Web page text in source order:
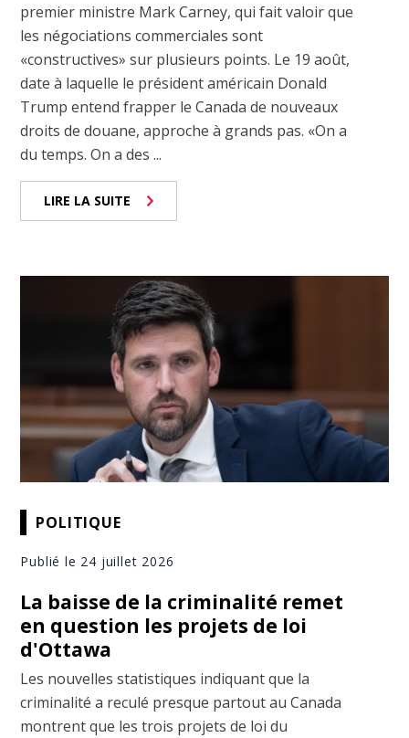
premier ministre Mark Carney, qui fait valoir que
les négociations commerciales sont
«constructives» sur plusieurs points. Le 19 août,
date à laquelle le président américain Donald
Trump entend frapper le Canada de nouveaux
droits de douane, approche à grands pas. «On a
du temps. On a des ...
LIRE LA SUITE
POLITIQUE
Publié le 24 juillet 2026
La baisse de la criminalité remet
en question les projets de loi
d'Ottawa
Les nouvelles statistiques indiquant que la
criminalité a reculé presque partout au Canada
montrent que les trois projets de loi du